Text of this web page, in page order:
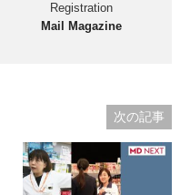
Registration
Mail Magazine
次の記事